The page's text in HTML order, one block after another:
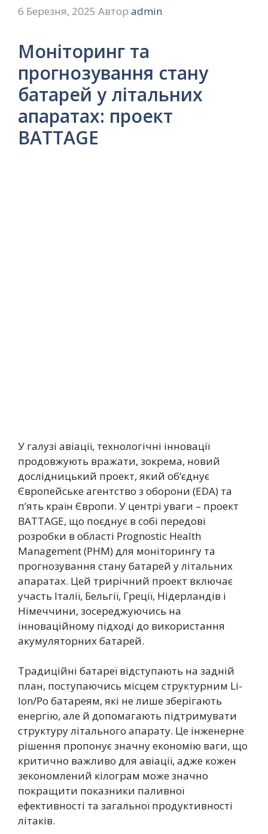
6 Березня, 2025 Автор admin
Моніторинг та
прогнозування стану
батарей у літальних
апаратах: проект
BATTAGE
У галузі авіації, технологічні інновації
продовжують вражати, зокрема, новий
дослідницький проект, який об’єднує
Європейське агентство з оборони (EDA) та
п’ять країн Європи. У центрі уваги – проект
BATTAGE, що поєднує в собі передові
розробки в області Prognostic Health
Management (PHM) для моніторингу та
прогнозування стану батарей у літальних
апаратах. Цей трирічний проект включає
участь Італії, Бельгії, Греції, Нідерландів і
Німеччини, зосереджуючись на
інноваційному підході до використання
акумуляторних батарей.
Традиційні батареї відступають на задній
план, поступаючись місцем структурним Li-
Ion/Po батареям, які не лише зберігають
енергію, але й допомагають підтримувати
структуру літального апарату. Це інженерне
рішення пропонує значну економію ваги, що
критично важливо для авіації, адже кожен
зекономлений кілограм може значно
покращити показники паливної
ефективності та загальної продуктивності
літаків.